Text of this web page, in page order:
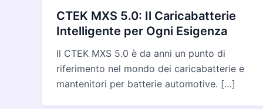
CTEK MXS 5.0: Il Caricabatterie
Intelligente per Ogni Esigenza
Il CTEK MXS 5.0 è da anni un punto di
riferimento nel mondo dei caricabatterie e
mantenitori per batterie automotive. […]